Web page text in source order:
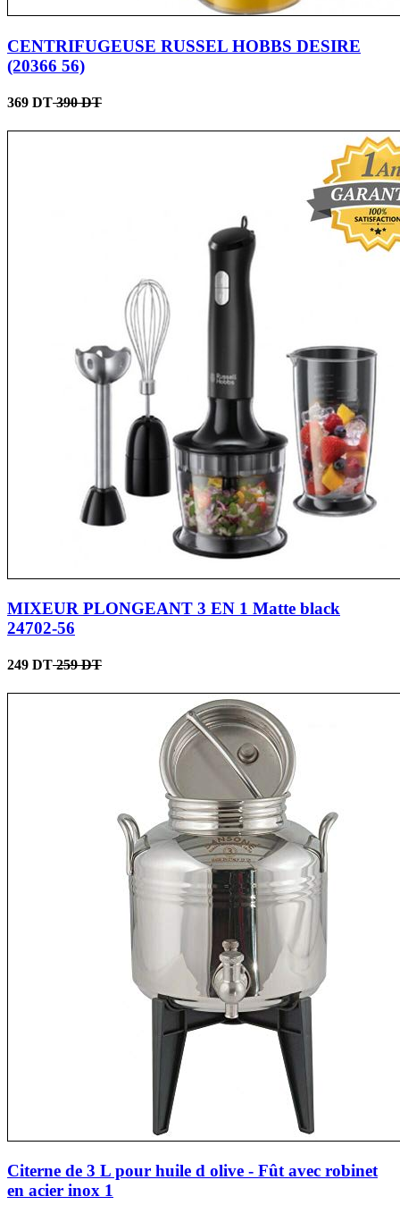
CENTRIFUGEUSE RUSSEL HOBBS DESIRE
(20366 56)
369 DT390 DT
MIXEUR PLONGEANT 3 EN 1 Matte black
24702-56
249 DT259 DT
Citerne de 3 L pour huile d olive - Fût avec robinet
en acier inox 1